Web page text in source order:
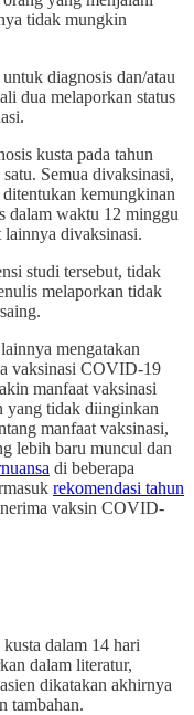
tidak mungkin
diagnosis dan/atau
dua melaporkan status
kusta pada tahun
Semua divaksinasi,
kemungkinan
dalam waktu 12 minggu
lainnya divaksinasi.
studi tersebut, tidak
melaporkan tidak
mengatakan
vaksinasi COVID-19
manfaat vaksinasi
yang tidak diinginkan
manfaat vaksinasi,
lebih baru muncul dan
di beberapa
rekomendasi tahun
vaksin COVID-
dalam 14 hari
dalam literatur,
dikatakan akhirnya
tambahan.